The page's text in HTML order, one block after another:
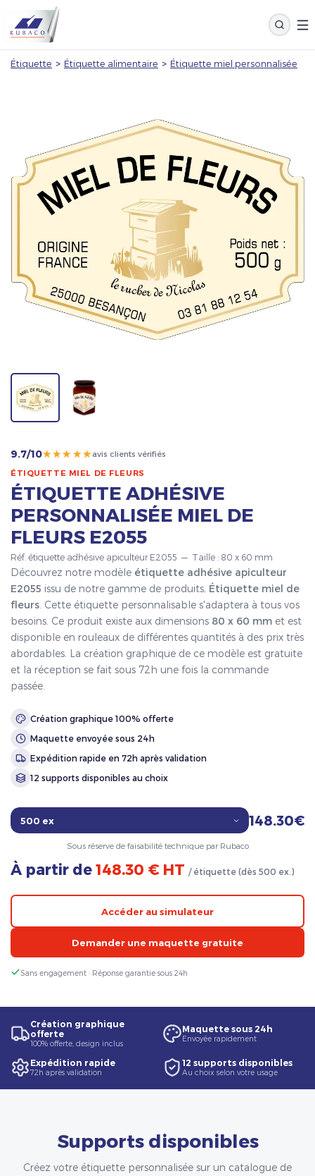
Étiquette > Étiquette alimentaire > Étiquette miel personnalisée
9.7/10★★★★★avis clients vérifiés
ÉTIQUETTE MIEL DE FLEURS
ÉTIQUETTE ADHÉSIVE
PERSONNALISÉE MIEL DE
FLEURS E2055
Réf. étiquette adhésive apiculteur E2055 — Taille : 80 x 60 mm
Découvrez notre modèle étiquette adhésive apiculteur
E2055 issu de notre gamme de produits, Étiquette miel de
fleurs . Cette étiquette personnalisable s'adaptera à tous vos
besoins. Ce produit existe aux dimensions 80 x 60 mm et est
disponible en rouleaux de différentes quantités à des prix très
abordables. La création graphique de ce modèle est gratuite
et la réception se fait sous 72h une fois la commande
passée.
Création graphique 100% offerte
Maquette envoyée sous 24h
Expédition rapide en 72h après validation
12 supports disponibles au choix
148.30€
Sous réserve de faisabilité technique par Rubaco
À partir de 148.30 € HT / étiquette (dès 500 ex.)
Accéder au simulateur
Demander une maquette gratuite
Sans engagement · Réponse garantie sous 24h
Création graphique
offerte
100% offerte, design inclus
Maquette sous 24h
Envoyée rapidement
Expédition rapide
72h après validation
12 supports disponibles
Au choix selon votre usage
Supports disponibles
Créez votre étiquette personnalisée sur un catalogue de